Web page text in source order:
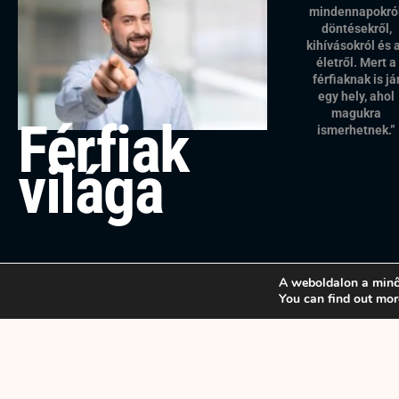
Férfiak
világa
döntésekről,
kihívásokról és
életről. Mert a
férfiaknak is
egy hely, ahol
magukra
ismerhetnek.”
A weboldalon a
You can find out